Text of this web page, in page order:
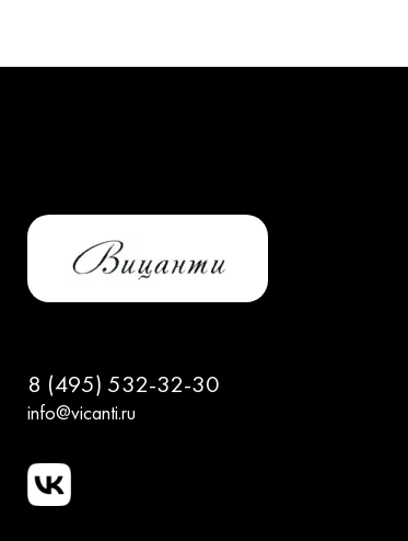
8 (495) 532-32-30
info@vicanti.ru